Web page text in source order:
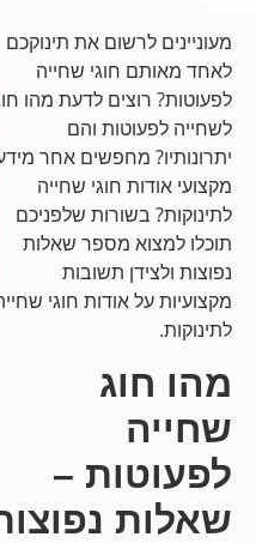
מעוניינים לרשום את תינוקכם
לאחד מאותם חוגי שחייה
לפעוטות? רוצים לדעת מהו חוג
לשחייה לפעוטות והם
יתרונותיו? מחפשים אחר מידע
מקצועי אודות חוגי שחייה
לתינוקות? בשורות שלפניכם
תוכלו למצוא מספר שאלות
נפוצות ולצידן תשובות
מקצועיות על אודות חוגי שחייה
לתינוקות.
מהו חוג
שחייה
לפעוטות –
שאלות נפוצות